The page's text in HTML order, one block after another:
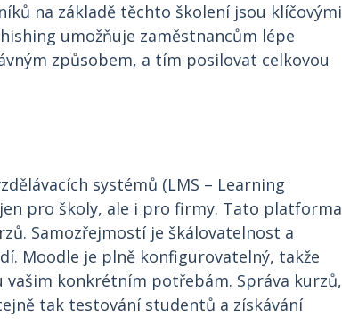
na základě těchto školení jsou klíčovými
umožňuje zaměstnancům lépe
způsobem, a tím posilovat celkovou
systémů (LMS – Learning
pro školy, ale i pro firmy. Tato platforma
Samozřejmostí je škálovatelnost a
Moodle je plně konfigurovatelný, takže
konkrétním potřebám. Správa kurzů,
tak testování studentů a získávání